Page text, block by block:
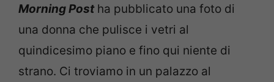
Morning Postha pubblicato una foto di
una donna che pulisce i vetri al
quindicesimo piano e fino qui niente di
strano. Ci troviamo in un palazzo al